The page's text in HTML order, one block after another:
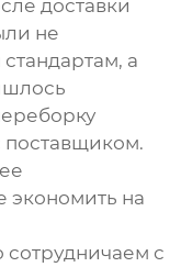
доставки
не
а
поставщиком.
экономить на
с